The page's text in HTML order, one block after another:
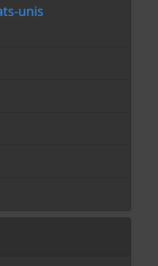
unis